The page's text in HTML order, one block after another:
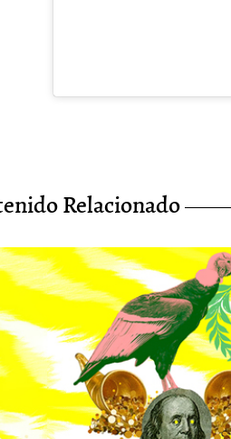
Relacionado
La cultura nos pertenece: cómo nos
moldea la “batalla cultural”
6/Ago/2026